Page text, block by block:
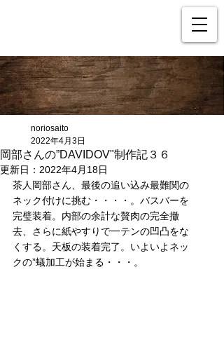
岡部さんの”DAVIDOV"制作記３６
noriosaito
2022年4月3日
更新日： 2022年4月18日
茶人岡部さん、最後の追い込み最難関の
ネック付けに挑む・・・・。バスバーを
完璧装着。内部の余計な贅肉の完全撤
去、さらに紙やすりで一テンの凹凸をな
くする。天板の装着完了。いよいよネッ
クの”蟻加工が始まる・・・。